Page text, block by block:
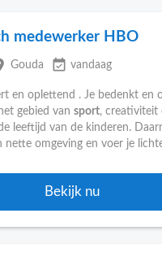
medewerker HBO
Gouda event_available vandaag
en oplettend . Je bedenkt en
gebied van sport, creativiteit
leeftijd van de kinderen.
nette omgeving en voer je
Bekijk nu